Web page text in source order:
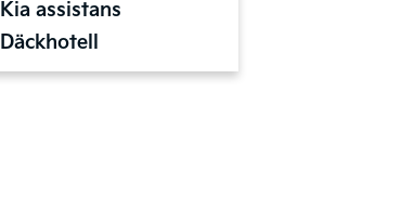
Kia assistans
Däckhotell